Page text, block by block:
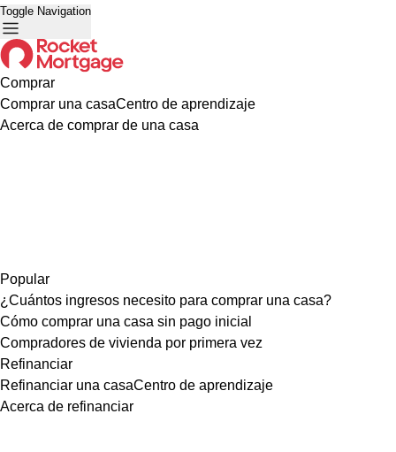
Toggle Navigation
Comprar
Comprar una casaCentro de aprendizaje
Acerca de comprar de una casa
Popular
¿Cuántos ingresos necesito para comprar una casa?
Cómo comprar una casa sin pago inicial
Compradores de vivienda por primera vez
Refinanciar
Refinanciar una casaCentro de aprendizaje
Acerca de refinanciar